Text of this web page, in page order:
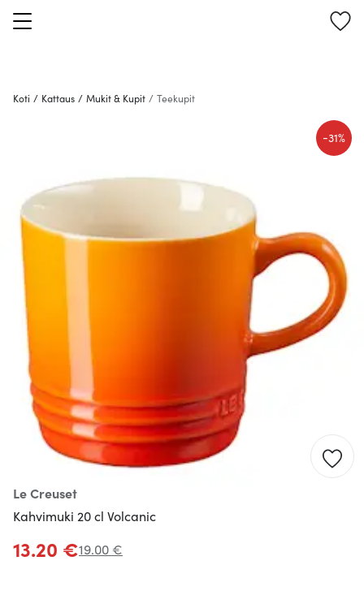
Koti / Kattaus / Mukit & Kupit / Teekupit
Le Creuset
Kahvimuki 20 cl Volcanic
-31%
13.20 €19.00 €